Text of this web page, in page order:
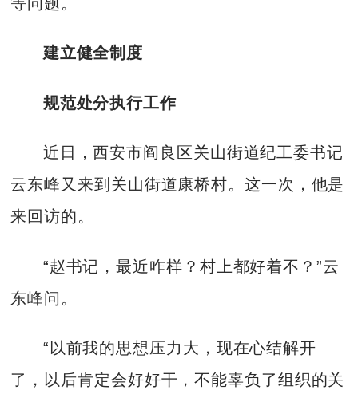
建立健全制度
规范处分执行工作
近日，西安市阎良区关山街道纪工委书记
云东峰又来到关山街道康桥村。这一次，他是
来回访的。
“赵书记，最近咋样？村上都好着不？”云
东峰问。
“以前我的思想压力大，现在心结解开
了，以后肯定会好好干，不能辜负了组织的关